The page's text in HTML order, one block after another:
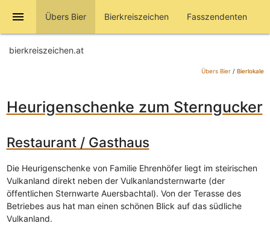
menu Übers Bier Bierkreiszeichen Fasszendenten
bierkreiszeichen.at
Übers Bier/ Bierlokale
Heurigenschenke zum Sterngucker
Restaurant / Gasthaus
Die Heurigenschenke von Familie Ehrenhöfer liegt im steirischen
Vulkanland direkt neben der Vulkanlandsternwarte (der
öffentlichen Sternwarte Auersbachtal). Von der Terasse des
Betriebes aus hat man einen schönen Blick auf das südliche
Vulkanland.